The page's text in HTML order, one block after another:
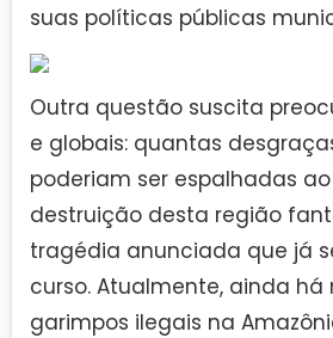
suas políticas públicas
Outra questão suscita
e globais: quantas
poderiam ser espalhadas
destruição desta região
tragédia anunciada que já
curso. Atualmente, ainda há
garimpos ilegais na